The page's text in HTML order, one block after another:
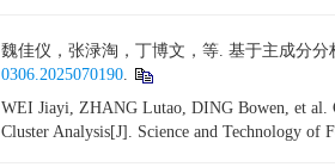
魏佳仪，张渌淘，丁博文，等. 基于主成分
0306.2025070190.
WEI Jiayi, ZHANG Lutao, DING Bowen, et al.
Cluster Analysis[J]. Science and Technology of